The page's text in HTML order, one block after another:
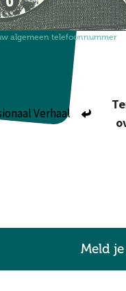
algemeen telefoonnummer
Verhaal
Meld